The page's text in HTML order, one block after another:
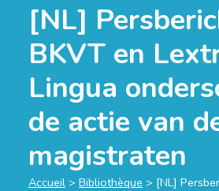
[NL]
BKVT en
Lingua
de actie van
magistraten
Accueil > Bibliothèque > [NL]